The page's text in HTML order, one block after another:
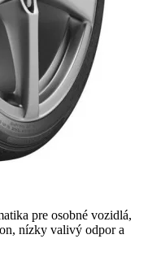
pre osobné vozidlá,
nízky valivý odpor a